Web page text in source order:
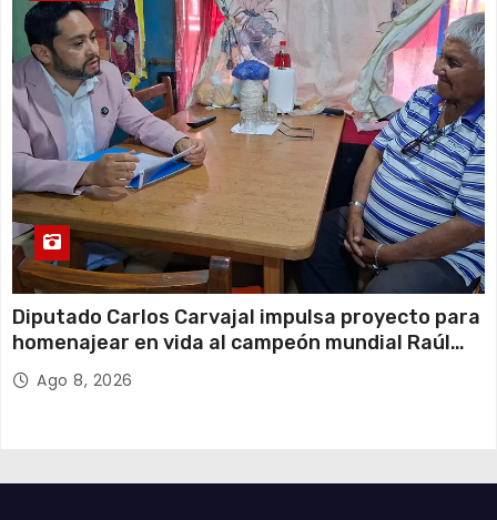
Diputado Carlos Carvajal impulsa proyecto para
homenajear en vida al campeón mundial Raúl
Choque
Ago 8, 2026